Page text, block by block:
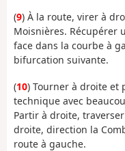
(9) À la route, virer à
Moisnières. Récupérer
face dans la courbe à
bifurcation suivante.
(10) Tourner à droite et
technique avec
Partir à droite,
droite, direction la
route à gauche.